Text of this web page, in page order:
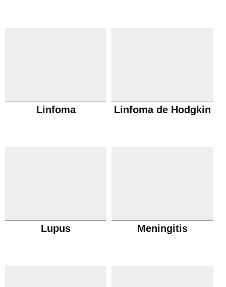
Linfoma Linfoma de Hodgkin
Lupus Meningitis